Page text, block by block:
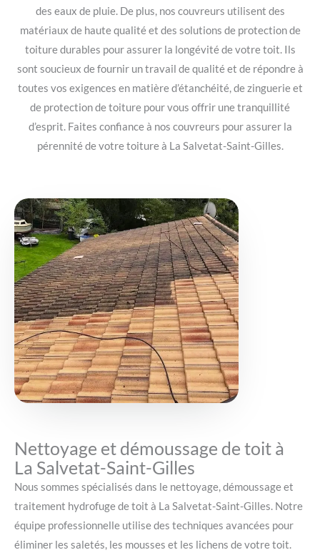
des eaux de pluie. De plus, nos couvreurs utilisent des
matériaux de haute qualité et des solutions de protection de
toiture durables pour assurer la longévité de votre toit. Ils
sont soucieux de fournir un travail de qualité et de répondre à
toutes vos exigences en matière d’étanchéité, de zinguerie et
de protection de toiture pour vous offrir une tranquillité
d’esprit. Faites confiance à nos couvreurs pour assurer la
pérennité de votre toiture à La Salvetat-Saint-Gilles.
Nettoyage et démoussage de toit à
La Salvetat-Saint-Gilles
Nous sommes spécialisés dans le nettoyage, démoussage et
traitement hydrofuge de toit à La Salvetat-Saint-Gilles. Notre
équipe professionnelle utilise des techniques avancées pour
éliminer les saletés, les mousses et les lichens de votre toit.